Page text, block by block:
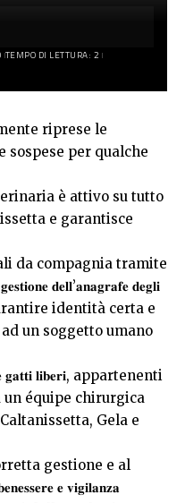
TEMPO DI LETTURA: 2
riprese le
sospese per qualche
è attivo su tutto
e garantisce
da compagnia tramite
𝐠𝐞𝐬𝐭𝐢𝐨𝐧𝐞 𝐝𝐞𝐥𝐥’𝐚𝐧𝐚𝐠𝐫𝐚𝐟𝐞 𝐝𝐞𝐠𝐥𝐢
garantire identità certa e
un soggetto umano
𝐞 𝐠𝐚𝐭𝐭𝐢 𝐥𝐢𝐛𝐞𝐫𝐢, appartenenti
équipe chirurgica
Gela e
gestione e al
𝐞 𝐯𝐢𝐠𝐢𝐥𝐚𝐧𝐳𝐚